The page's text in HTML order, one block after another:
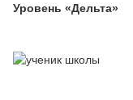
Уровень «Дельта»